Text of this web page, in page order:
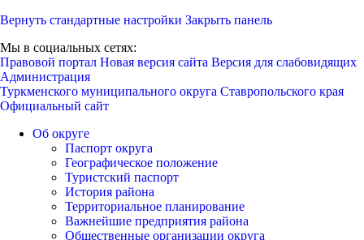
Вернуть стандартные настройки Закрыть панель
Мы в социальных сетях:
Правовой портал Новая версия сайта Версия для слабовидящих
Администрация
Туркменского муниципального округа Ставропольского края
Официальный сайт
Об округе
Паспорт округа
Географическое положение
Туристский паспорт
История района
Территориальное планирование
Важнейшие предприятия района
Общественные организации округа